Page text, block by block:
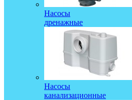
Насосы
дренажные
Насосы
канализационные